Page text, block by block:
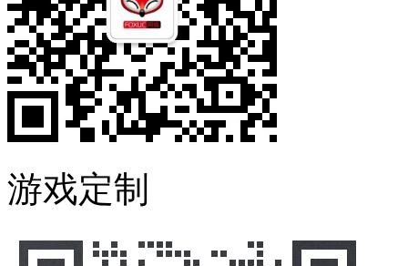
游戏定制